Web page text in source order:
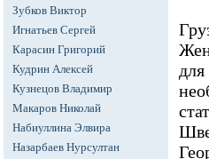
Зубков Виктор
Игнатьев Сергей
Карасин Григорий
Кудрин Алексей
Кузнецов Владимир
Макаров Николай
Набиуллина Элвира
Назарбаев Нурсултан